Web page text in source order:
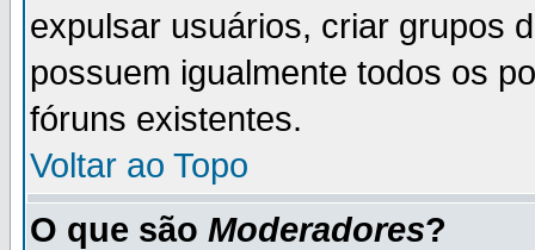
expulsar usuários, criar grupos
possuem igualmente todos os
fóruns existentes.
Voltar ao Topo
O que são Moderadores?